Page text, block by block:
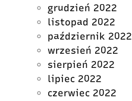
grudzień 2022
listopad 2022
październik 2022
wrzesień 2022
sierpień 2022
lipiec 2022
czerwiec 2022